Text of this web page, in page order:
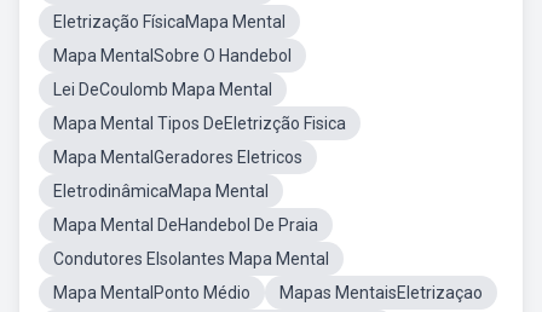
Eletrização FísicaMapa Mental
Mapa MentalSobre O Handebol
Lei DeCoulomb Mapa Mental
Mapa Mental Tipos DeEletrizção Fisica
Mapa MentalGeradores Eletricos
EletrodinâmicaMapa Mental
Mapa Mental DeHandebol De Praia
Condutores EIsolantes Mapa Mental
Mapa MentalPonto Médio
Mapas MentaisEletrizaçao